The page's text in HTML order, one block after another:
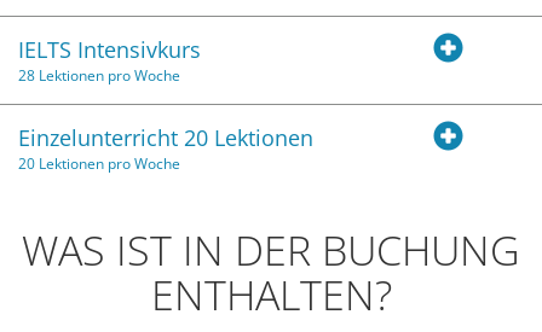
IELTS Intensivkurs
28 Lektionen pro Woche
Einzelunterricht 20 Lektionen
20 Lektionen pro Woche
WAS IST IN DER BUCHUNG
ENTHALTEN?